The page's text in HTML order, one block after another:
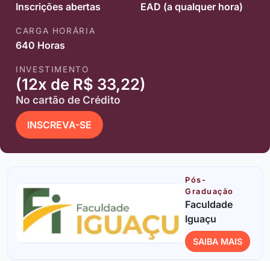
Inscrições abertas EAD (a qualquer hora)
CARGA HORÁRIA
640 Horas
INVESTIMENTO
(12x de R$ 33,22)
No cartão de Crédito
INSCREVA-SE
Pós-
Graduação
Faculdade
Iguaçu
SAIBA MAIS